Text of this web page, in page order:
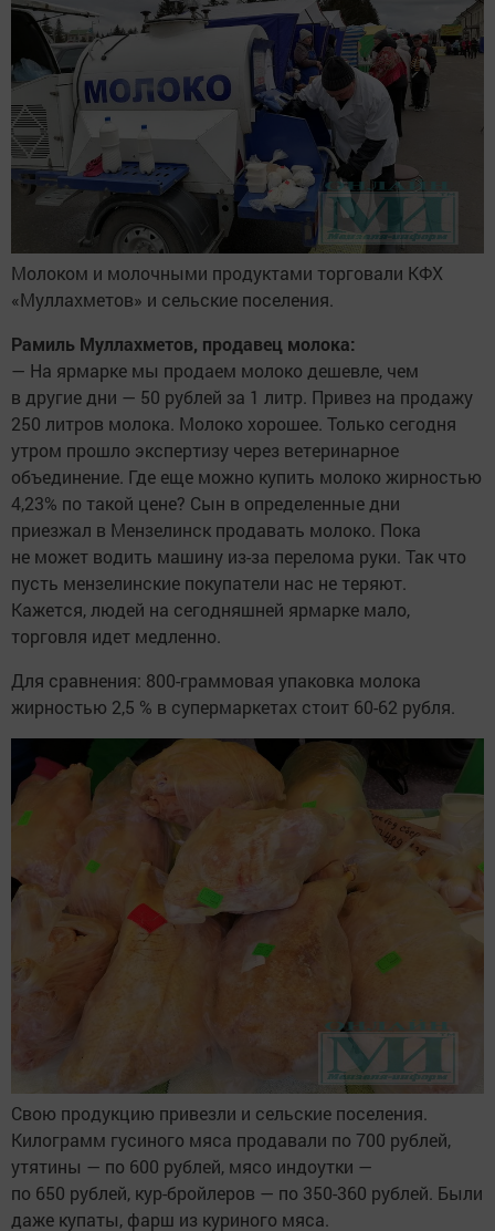
Молоком и молочными продуктами торговали КФХ
«Муллахметов» и сельские поселения.
Рамиль Муллахметов, продавец молока:
— На ярмарке мы продаем молоко дешевле, чем
в другие дни — 50 рублей за 1 литр. Привез на продажу
250 литров молока. Молоко хорошее. Только сегодня
утром прошло экспертизу через ветеринарное
объединение. Где еще можно купить молоко жирностью
4,23% по такой цене? Сын в определенные дни
приезжал в Мензелинск продавать молоко. Пока
не может водить машину из-за перелома руки. Так что
пусть мензелинские покупатели нас не теряют.
Кажется, людей на сегодняшней ярмарке мало,
торговля идет медленно.
Для сравнения: 800-граммовая упаковка молока
жирностью 2,5 % в супермаркетах стоит 60-62 рубля.
Свою продукцию привезли и сельские поселения.
Килограмм гусиного мяса продавали по 700 рублей,
утятины — по 600 рублей, мясо индоутки —
по 650 рублей, кур-бройлеров — по 350-360 рублей. Были
даже купаты, фарш из куриного мяса.